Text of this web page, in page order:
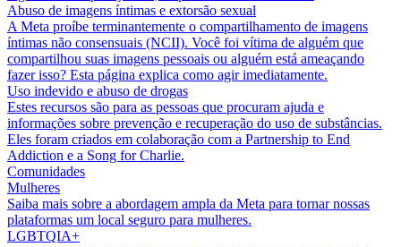
Abuso de imagens íntimas e extorsão sexual
A Meta proíbe terminantemente o compartilhamento de imagens
íntimas não consensuais (NCII). Você foi vítima de alguém que
compartilhou suas imagens pessoais ou alguém está ameaçando
fazer isso? Esta página explica como agir imediatamente.
Uso indevido e abuso de drogas
Estes recursos são para as pessoas que procuram ajuda e
informações sobre prevenção e recuperação do uso de substâncias.
Eles foram criados em colaboração com a Partnership to End
Addiction e a Song for Charlie.
Comunidades
Mulheres
Saiba mais sobre a abordagem ampla da Meta para tornar nossas
plataformas um local seguro para mulheres.
LGBTQIA+